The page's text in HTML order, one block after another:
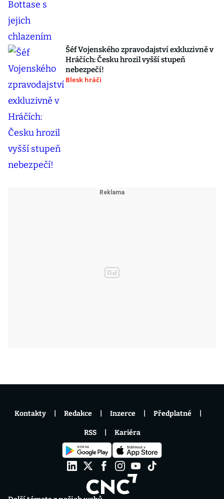
Šéf Vojenského zpravodajství exkluzivně v
Hráčích: Česku hrozil vyšší stupeň
nebezpečí!
Blesk hráči
Kontakty Redakce Inzerce Předplatné
RSS Kariéra